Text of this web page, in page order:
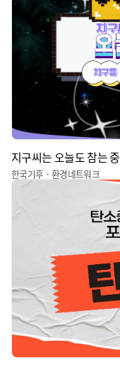
지구씨는 오늘도 참는 중
한국기후ㆍ환경네트워크